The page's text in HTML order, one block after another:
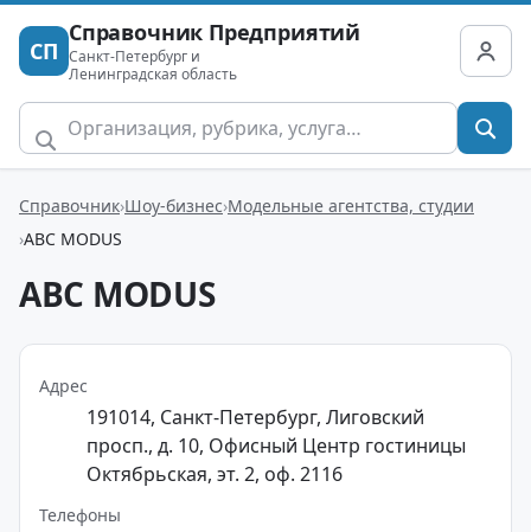
СП
Справочник Предприятий
Санкт-Петербург и
Ленинградская область
Справочник Шоу-бизнес Модельные агентства, студии
ABC MODUS
ABC MODUS
Адрес
191014, Санкт-Петербург, Лиговский
просп., д. 10, Офисный Центр гостиницы
Октябрьская, эт. 2, оф. 2116
Телефоны